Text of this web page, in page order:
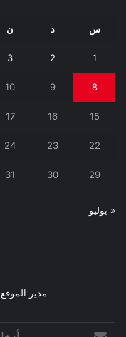
س د ن
1
2
3
8
9
10
15
16
17
22
23
24
29
30
31
« يوليو
مدير
أدخل